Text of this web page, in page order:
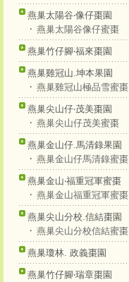
燕巢太陽谷‧像仔棗園
‧ 燕巢太陽谷像仔蜜棗
燕巢竹仔腳‧福來棗園
燕巢雞冠山.坤本果園
‧ 燕巢雞冠山極品雪蜜棗
燕巢尖山仔‧茂美棗園
‧ 燕巢尖山仔茂美蜜棗
燕巢金山仔.馬清錄果園
‧ 燕巢金山仔馬清錄蜜棗
燕巢金山‧福重冠軍蜜棗
‧ 燕巢金山福重冠軍蜜棗
燕巢尖山分校.信結棗園
‧ 燕巢尖山分校信結蜜棗
燕巢瓊林. 政義棗園
燕巢竹仔腳‧瑞章棗園